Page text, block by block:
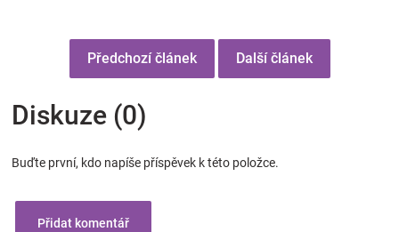
Předchozí článek Další článek
Diskuze (0)
Buďte první, kdo napíše příspěvek k této položce.
Přidat komentář